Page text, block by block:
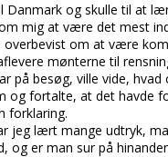
Danmark og skulle til at
mig at være det mest
overbevist om at være
mønterne til
på besøg, ville vide,
og fortalte, at det havde
forklaring.
jeg lært mange udtryk,
og er man sur på